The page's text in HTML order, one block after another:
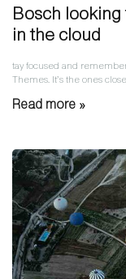
Bosch looking
in the cloud
tay focused and
Themes. It’s the ones
Read more »